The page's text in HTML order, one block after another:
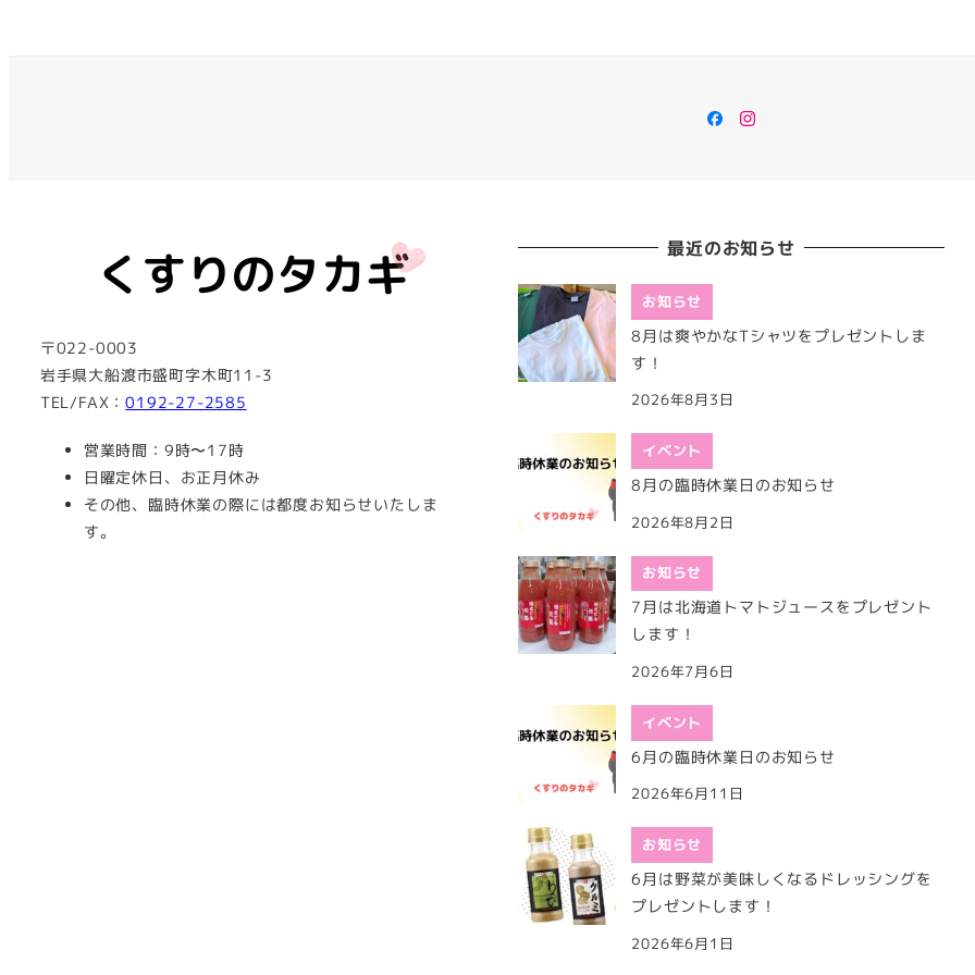
Facebook
Instagram
〒022-0003
岩手県大船渡市盛町字木町11-3
TEL/FAX：0192-27-2585
営業時間：9時〜17時
日曜定休日、お正月休み
その他、臨時休業の際には都度お知らせいたしま
す。
最近のお知らせ
お知らせ
8月は爽やかなTシャツをプレゼントしま
す！
2026年8月3日
イベント
8月の臨時休業日のお知らせ
2026年8月2日
お知らせ
7月は北海道トマトジュースをプレゼント
します！
2026年7月6日
イベント
6月の臨時休業日のお知らせ
2026年6月11日
お知らせ
6月は野菜が美味しくなるドレッシングを
プレゼントします！
2026年6月1日